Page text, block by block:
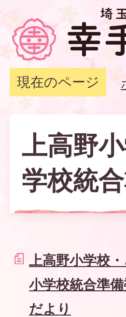
現在のページ
上高野
学校統
上高野小学校・
小学校統合準
だより